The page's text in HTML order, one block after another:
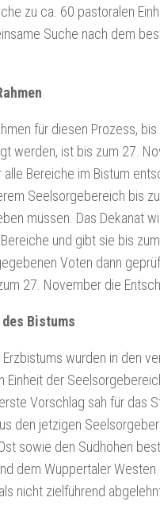
zu ca. 60 pastoralen
Suche nach dem
für diesen Prozess,
werden, ist bis zum 27.
alle Bereiche im Bistum
Seelsorgebereich bis
müssen. Das Dekanat
und gibt sie bis
Voten dann
27. November die
Bistums
wurden in den
Einheit der
Vorschlag sah für das
den jetzigen
sowie den Südhöhen
dem Wuppertaler
nicht zielführend